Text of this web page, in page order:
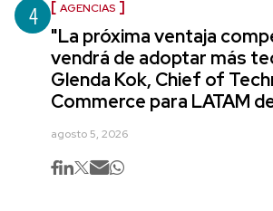
4 AGENCIAS
"La próxima ventaja
vendrá de adoptar más
Glenda Kok, Chief of
Commerce para LATAM
agosto 5, 2026